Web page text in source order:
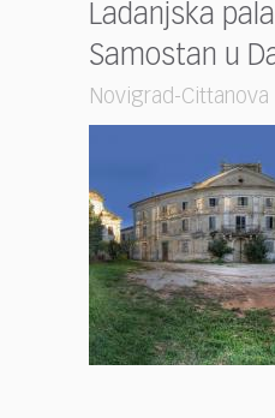
Ladanjska
Samostan u
Novigrad-Cittanova